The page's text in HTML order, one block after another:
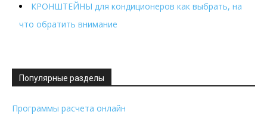
КРОНШТЕЙНЫ для кондиционеров как выбрать, на
что обратить внимание
Популярные разделы
Программы расчета онлайн